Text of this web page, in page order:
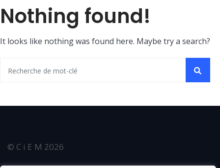
Nothing found!
It looks like nothing was found here. Maybe try a search?
© C i E M 2026